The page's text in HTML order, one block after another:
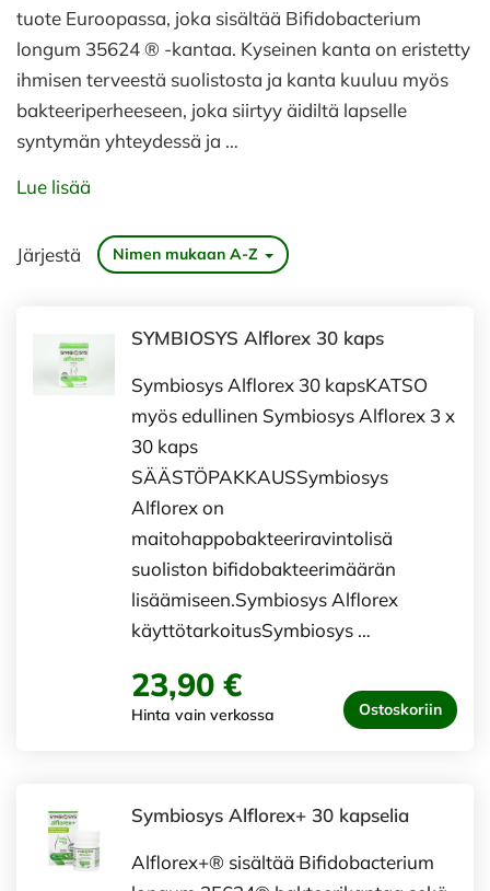
tuote Euroopassa, joka sisältää Bifidobacterium
longum 35624 ® -kantaa. Kyseinen kanta on eristetty
ihmisen terveestä suolistosta ja kanta kuuluu myös
bakteeriperheeseen, joka siirtyy äidiltä lapselle
syntymän yhteydessä ja …
Lue lisää
Järjestä Nimen mukaan A-Z
SYMBIOSYS Alflorex 30 kaps
Symbiosys Alflorex 30 kapsKATSO
myös edullinen Symbiosys Alflorex 3 x
30 kaps
SÄÄSTÖPAKKAUSSymbiosys
Alflorex on
maitohappobakteeriravintolisä
suoliston bifidobakteerimäärän
lisäämiseen.Symbiosys Alflorex
käyttötarkoitusSymbiosys …
23,90 €
Hinta vain verkossa Ostoskoriin
Symbiosys Alflorex+ 30 kapselia
Alflorex+® sisältää Bifidobacterium